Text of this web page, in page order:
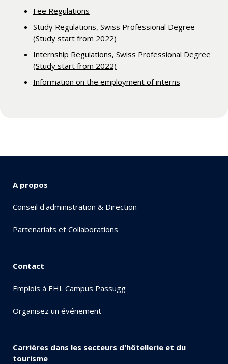
Fee Regulations
Study Regulations, Swiss Professional Degree
(Study start from 2022)
Internship Regulations, Swiss Professional Degree
(Study start from 2022)
Information on the employment of interns
A propos
Conseil d'administration & Direction
Partenariats et Collaborations
Contact
Emplois à EHL Campus Passugg
Organisez un événement
Carrières dans les secteurs d'hôtellerie et du
tourisme